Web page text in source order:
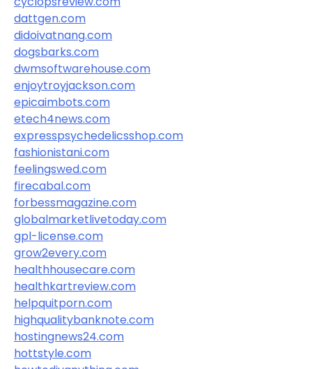
dattgen.com
didoivatnang.com
dogsbarks.com
dwmsoftwarehouse.com
enjoytroyjackson.com
epicaimbots.com
etech4news.com
expresspsychedelicsshop.com
fashionistani.com
feelingswed.com
firecabal.com
forbessmagazine.com
globalmarketlivetoday.com
gpl-license.com
grow2every.com
healthhousecare.com
healthkartreview.com
helpquitporn.com
highqualitybanknote.com
hostingnews24.com
hottstyle.com